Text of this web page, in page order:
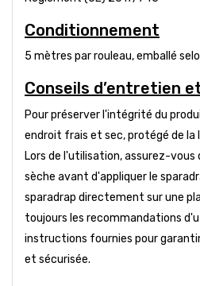
Conditionnement
5 mètres par rouleau, emballé
Conseils d’entretien
Pour préserver l'intégrité du
endroit frais et sec, protégé de la
Lors de l'utilisation, assurez-vous
sèche avant d'appliquer le
sparadrap directement sur une
toujours les recommandations
instructions fournies pour
et sécurisée.